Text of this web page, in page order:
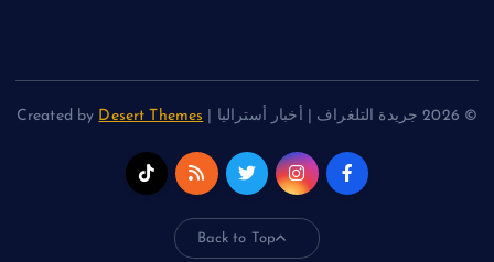
© 2026 جريدة التلغراف | أخبار أستراليا | Created by Desert Themes
Back to Top